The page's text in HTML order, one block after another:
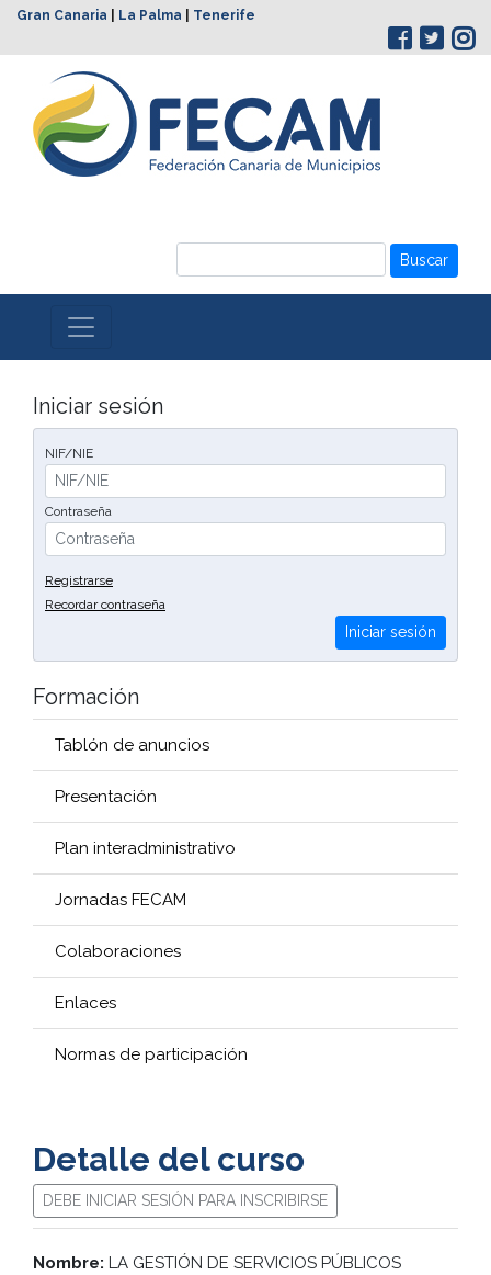
Gran Canaria La Palma Tenerife
Buscar
Iniciar sesión
NIF/NIE
Contraseña
Registrarse
Recordar contraseña
Iniciar sesión
Formación
Tablón de anuncios
Presentación
Plan interadministrativo
Jornadas FECAM
Colaboraciones
Enlaces
Normas de participación
Detalle del curso
DEBE INICIAR SESIÓN PARA INSCRIBIRSE
Nombre: LA GESTIÓN DE SERVICIOS PÚBLICOS